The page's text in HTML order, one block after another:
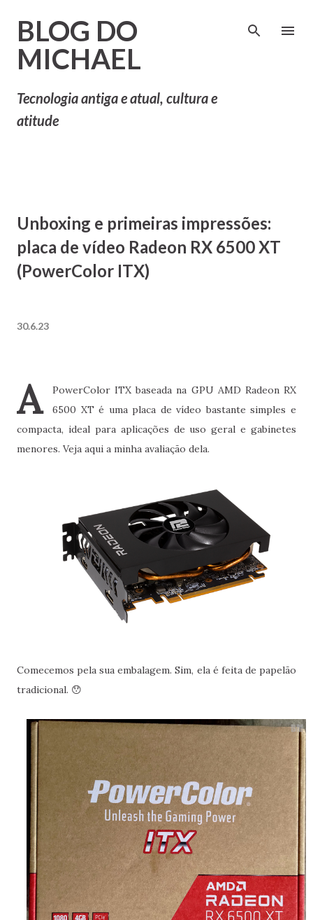
BLOG DO
MICHAEL
Tecnologia antiga e atual, cultura e
atitude
Unboxing e primeiras impressões:
placa de vídeo Radeon RX 6500 XT
(PowerColor ITX)
30.6.23
A
PowerColor ITX baseada na GPU AMD Radeon RX
6500 XT é uma placa de vídeo bastante simples e
compacta, ideal para aplicações de uso geral e gabinetes
menores. Veja aqui a minha avaliação dela.
Comecemos pela sua embalagem. Sim, ela é feita de papelão
tradicional. 😯